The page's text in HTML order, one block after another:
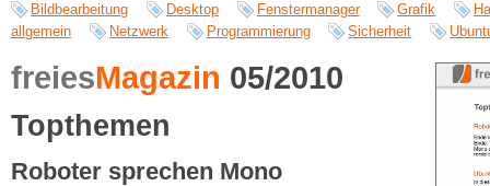
Bildbearbeitung Desktop Fenstermanager Grafik
allgemein
Netzwerk Programmierung Sicherheit
freiesMagazin 05/2010
Topthemen
Roboter sprechen Mono